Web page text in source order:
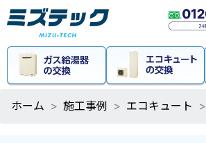
ホーム 施工事例 エコキュート